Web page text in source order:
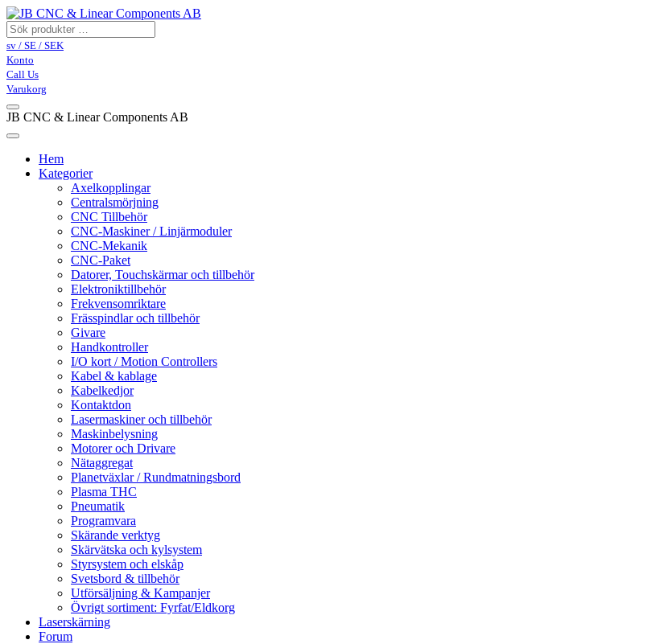
sv / SE / SEK
Konto
Call Us
Varukorg
JB CNC & Linear Components AB
Hem
Kategorier
Axelkopplingar
Centralsmörjning
CNC Tillbehör
CNC-Maskiner / Linjärmoduler
CNC-Mekanik
CNC-Paket
Datorer, Touchskärmar och tillbehör
Elektroniktillbehör
Frekvensomriktare
Frässpindlar och tillbehör
Givare
Handkontroller
I/O kort / Motion Controllers
Kabel & kablage
Kabelkedjor
Kontaktdon
Lasermaskiner och tillbehör
Maskinbelysning
Motorer och Drivare
Nätaggregat
Planetväxlar / Rundmatningsbord
Plasma THC
Pneumatik
Programvara
Skärande verktyg
Skärvätska och kylsystem
Styrsystem och elskåp
Svetsbord & tillbehör
Utförsäljning & Kampanjer
Övrigt sortiment: Fyrfat/Eldkorg
Laserskärning
Forum